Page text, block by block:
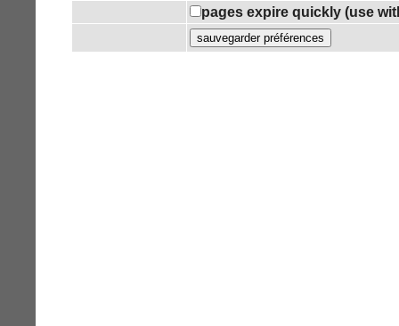
pages expire quickly (use